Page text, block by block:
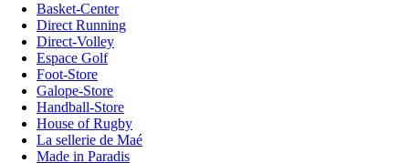
Basket-Center
Direct Running
Direct-Volley
Espace Golf
Foot-Store
Galope-Store
Handball-Store
House of Rugby
La sellerie de Maé
Made in Paradis